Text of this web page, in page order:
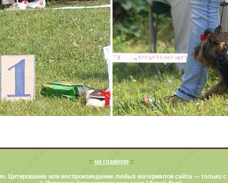
:: на главную ::
Цитирование или воспроизведение любых материалов сайта — только с